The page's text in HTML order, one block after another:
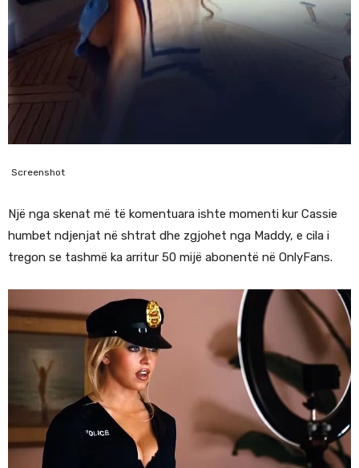
Screenshot
Një nga skenat më të komentuara ishte momenti kur Cassie
humbet ndjenjat në shtrat dhe zgjohet nga Maddy, e cila i
tregon se tashmë ka arritur 50 mijë abonentë në OnlyFans.